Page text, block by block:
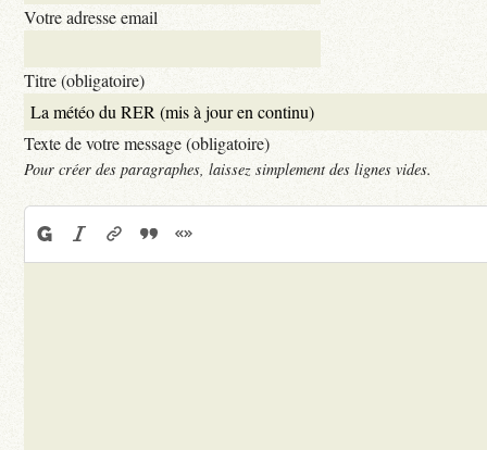
Votre adresse email
Titre (obligatoire)
Texte de votre message (obligatoire)
Pour créer des paragraphes, laissez simplement des lignes vides.